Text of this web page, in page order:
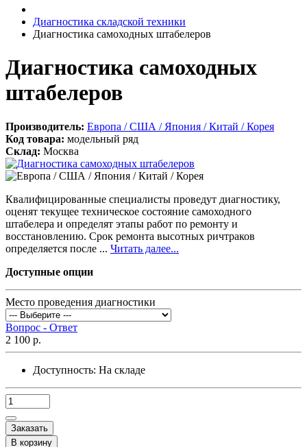
Диагностика складской техники
Диагностика самоходных штабелеров
Диагностика самоходных
штабелеров
Производитель: Европа / США / Япония / Китай / Корея
Код товара: модельный ряд
Склад: Москва
Квалифицированные специалисты проведут диагностику,
оценят текущее техническое состояние самоходного
штабелера и определят этапы работ по ремонту и
восстановлению. Срок ремонта высотных ричтраков
определяется после ... Читать далее...
Доступные опции
Место проведения диагностики
Вопрос - Ответ
2 100 р.
Доступность: На складе
Заказать
В корзину